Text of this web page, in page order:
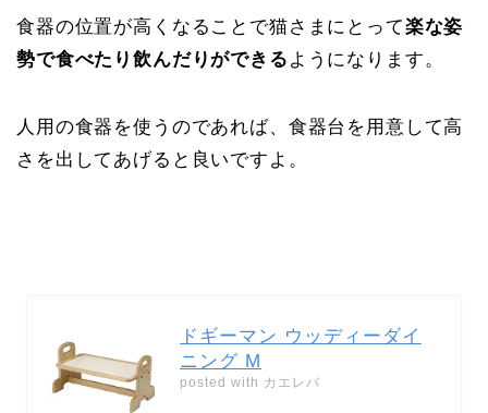
食器の位置が高くなることで猫さまにとって楽な姿
勢で食べたり飲んだりができる ようになります。
人用の食器を使うのであれば、食器台を用意して高
さを出してあげると良いですよ。
ドギーマン ウッディーダイ
ニング M
posted with カエレバ